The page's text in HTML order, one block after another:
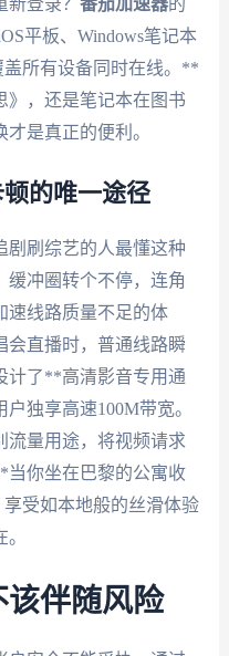
登录？ 番茄加速器的
平板、Windows笔记本
盖所有设备同时在线。**
》，还是笔记本在图书
是真正的便利。
的唯一途径
剧刷综艺的人最懂这种
缓冲圈转个不停，连角
速线路质量不足的体
会直播时，普通线路瞬
计了**高清影音专用通
独享高速100M带宽。
流量用途，将视频请求
你坐在巴黎的公寓收
受如本地般的丝滑体验
该伴随风险